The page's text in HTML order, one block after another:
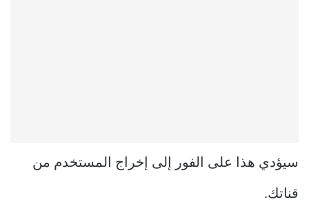
سيؤدي هذا على الفور إلى إخراج المستخدم من
قناتك.